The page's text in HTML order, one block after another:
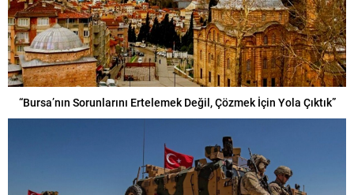
“Bursa’nın Sorunlarını Ertelemek Değil, Çözmek İçin Yola Çıktık”